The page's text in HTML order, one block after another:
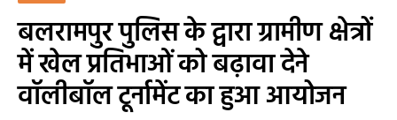
बलरामपुर पुलिस के द्वारा ग्रामीण क्षेत्रों
में खेल प्रतिभाओं को बढ़ावा देने
वॉलीबॉल टूर्नामेंट का हुआ आयोजन